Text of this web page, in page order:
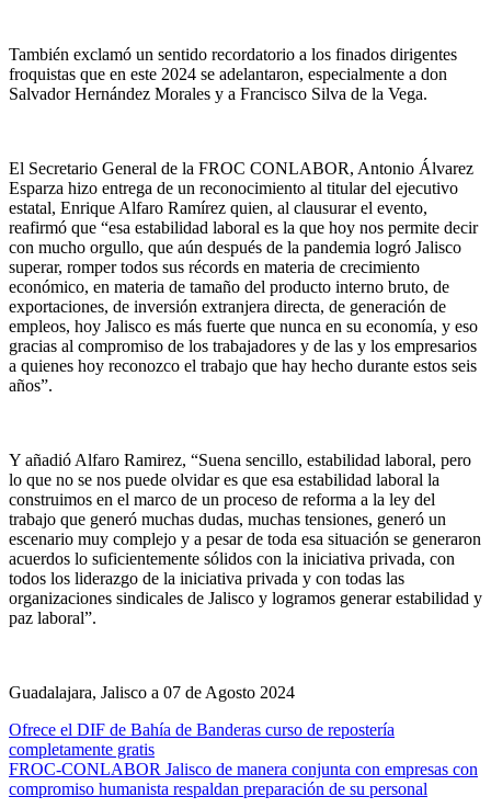
También exclamó un sentido recordatorio a los finados dirigentes
froquistas que en este 2024 se adelantaron, especialmente a don
Salvador Hernández Morales y a Francisco Silva de la Vega.
El Secretario General de la FROC CONLABOR, Antonio Álvarez
Esparza hizo entrega de un reconocimiento al titular del ejecutivo
estatal, Enrique Alfaro Ramírez quien, al clausurar el evento,
reafirmó que “esa estabilidad laboral es la que hoy nos permite decir
con mucho orgullo, que aún después de la pandemia logró Jalisco
superar, romper todos sus récords en materia de crecimiento
económico, en materia de tamaño del producto interno bruto, de
exportaciones, de inversión extranjera directa, de generación de
empleos, hoy Jalisco es más fuerte que nunca en su economía, y eso
gracias al compromiso de los trabajadores y de las y los empresarios
a quienes hoy reconozco el trabajo que hay hecho durante estos seis
años”.
Y añadió Alfaro Ramirez, “Suena sencillo, estabilidad laboral, pero
lo que no se nos puede olvidar es que esa estabilidad laboral la
construimos en el marco de un proceso de reforma a la ley del
trabajo que generó muchas dudas, muchas tensiones, generó un
escenario muy complejo y a pesar de toda esa situación se generaron
acuerdos lo suficientemente sólidos con la iniciativa privada, con
todos los liderazgo de la iniciativa privada y con todas las
organizaciones sindicales de Jalisco y logramos generar estabilidad y
paz laboral”.
Guadalajara, Jalisco a 07 de Agosto 2024
Navegación
de
entradas
Ofrece el DIF de Bahía de Banderas curso de repostería
completamente gratis
FROC-CONLABOR Jalisco de manera conjunta con empresas con
compromiso humanista respaldan preparación de su personal